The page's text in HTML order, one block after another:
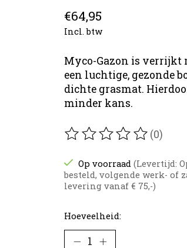
€64,95
Incl. btw
Myco-Gazon is verrijkt
een luchtige, gezonde
dichte grasmat.
minder kans.
De beoordeling van dit
(0)
Op voorraad (Levertijd:
besteld, volgende werk- of
levering vanaf € 75,-)
Hoeveelheid: